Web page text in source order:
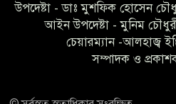
উপদেষ্টা - ডাঃ মুশফিক হোসেন
আইন উপদেষ্টা - মুনিম
চেয়ারম্যান -আলহাজ্ব
সম্পাদক ও